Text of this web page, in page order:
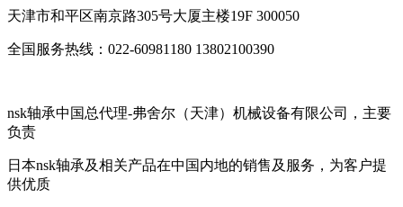
天津市和平区南京路305号大厦主楼19F 300050
全国服务热线：022-60981180 13802100390
nsk轴承中国总代理-弗舍尔（天津）机械设备有限公司，主要
负责
日本nsk轴承及相关产品在中国内地的销售及服务，为客户提
供优质